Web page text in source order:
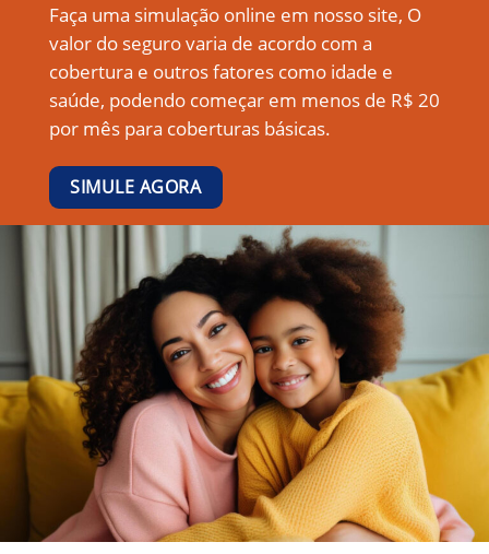
Faça uma simulação online em nosso site, O
valor do seguro varia de acordo com a
cobertura e outros fatores como idade e
saúde, podendo começar em menos de R$ 20
por mês para coberturas básicas.
SIMULE AGORA